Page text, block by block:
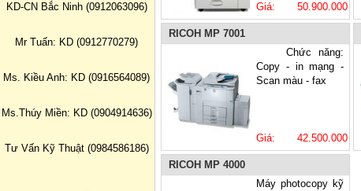
KD-CN Bắc Ninh (0912063096)
Mr Tuấn: KD (0912770279)
Ms. Kiều Anh: KD (0916564089)
Ms.Thúy Miền: KD (0904914636)
Tư Vấn Kỹ Thuật (0984586186)
Giá: 50.900.000
VNĐ
RICOH MP 7001
Chức năng:
Copy - in mạng -
Scan màu - fax
Giá: 42.500.000
VNĐ
RICOH MP 4000
Máy photocopy kỹ